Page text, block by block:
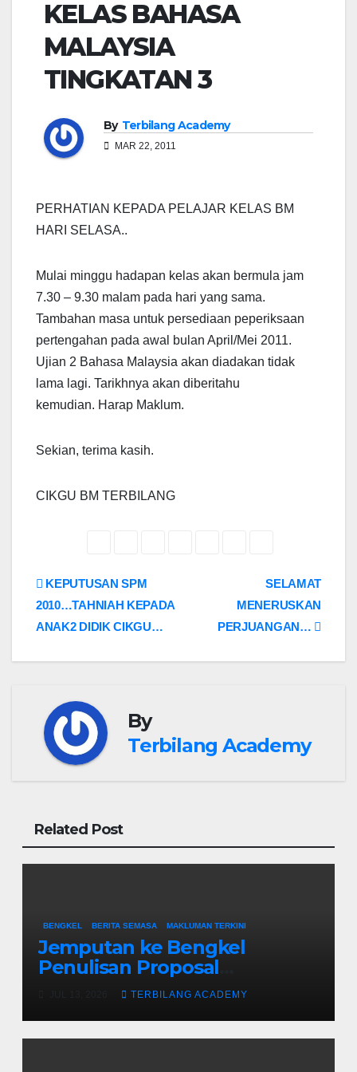
KELAS BAHASA
MALAYSIA
TINGKATAN 3
By Terbilang Academy
MAR 22, 2011
PERHATIAN KEPADA PELAJAR KELAS BM
HARI SELASA..
Mulai minggu hadapan kelas akan bermula jam
7.30 – 9.30 malam pada hari yang sama.
Tambahan masa untuk persediaan peperiksaan
pertengahan pada awal bulan April/Mei 2011.
Ujian 2 Bahasa Malaysia akan diadakan tidak
lama lagi. Tarikhnya akan diberitahu
kemudian. Harap Maklum.
Sekian, terima kasih.
CIKGU BM TERBILANG
Post
navigation
SELAMAT
MENERUSKAN
PERJUANGAN…
KEPUTUSAN SPM
2010…TAHNIAH KEPADA
ANAK2 DIDIK CIKGU…
By
Terbilang Academy
Related Post
BENGKEL BERITA SEMASA MAKLUMAN TERKINI
Jemputan ke Bengkel
Penulisan Proposal
Permohonan Kemasukan
Falsafah (PhD).
TERBILANG ACADEMY